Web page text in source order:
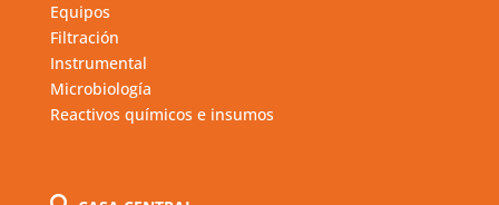
Equipos
Filtración
Instrumental
Microbiología
Reactivos químicos e insumos